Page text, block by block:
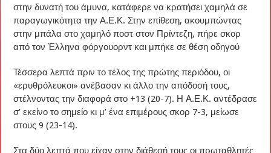
στην δυνατή του άμυνα, κατάφερε να κρατήσει χαμηλά σε
παραγωγικότητα την Α.Ε.Κ. Στην επίθεση, ακουμπώντας
στην μπάλα στο χαμηλό ποστ στον Πρίντεζη, πήρε σκορ
από τον Έλληνα φόργουορντ και μπήκε σε θέση οδηγού
Τέσσερα λεπτά πριν το τέλος της πρώτης περιόδου, οι
«ερυθρόλευκοι» ανέβασαν κι άλλο την απόδοσή τους,
στέλνοντας την διαφορά στο +13 (20-7). Η Α.Ε.Κ. αντέδρασε
σ’ εκείνο το σημείο κι μ’ ένα επιμέρους σκορ 7-3, μείωσε
στους 9 (23-14).
Στα δύο λεπτά που είχαν στην διάθεσή τους οι πρωταθλητές